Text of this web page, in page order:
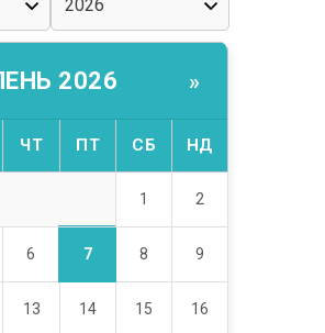
2026 »
ЧТ ПТ СБ НД
1 2
6 7 8 9
13 14 15 16